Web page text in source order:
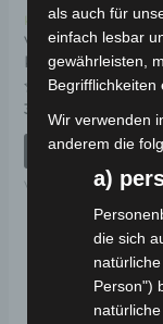
Kostenloser Versand
VM4 NEO
KORBDECKUNG
Bewertet
mit
0
39,00
IN DEN
VM4 NEO
als auch für
einfach lesbar
gewährleisten,
Begrifflichkeiten
Wir verwenden
anderem die
a)
die sich
Person")